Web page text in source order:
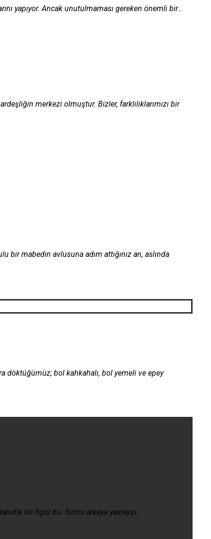
yapıyor. Ancak unutulmaması gereken önemli bir...
merkezi olmuştur. Bizler, farklılıklarımızı bir
bir mabedin avlusuna adım attığınız an, aslında
döktüğümüz; bol kahkahalı, bol yemeli ve epey
bir figür bu. Sırtını arkaya yaslayıp...